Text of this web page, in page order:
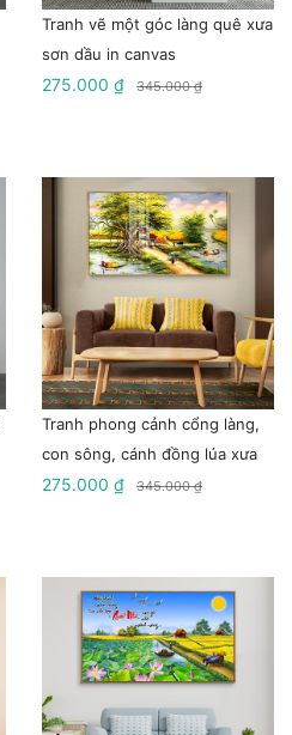
Tranh vẽ một góc làng quê xưa
sơn dầu in canvas
275.000 ₫ 345.000 ₫
Tranh phong cảnh cổng làng,
con sông, cánh đồng lúa xưa
275.000 ₫ 345.000 ₫